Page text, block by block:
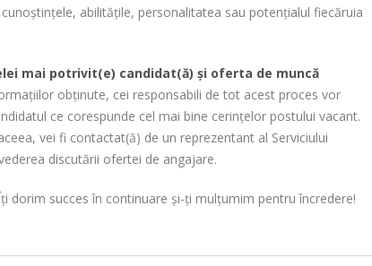
abilitățile, personalitatea sau potențialul fiecăruia
mai potrivit(e) candidat(ă) și oferta de muncă
obținute, cei responsabili de tot acest proces vor
ce corespunde cel mai bine cerinţelor postului vacant.
vei fi contactat(ă) de un reprezentant al Serviciului
discutării ofertei de angajare.
dorim succes în continuare și-ți mulțumim pentru încredere!